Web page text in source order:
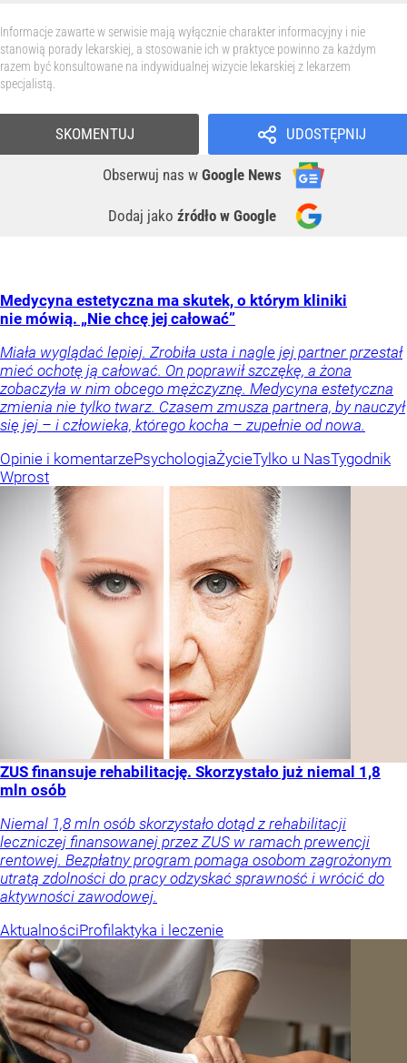
Informacje zawarte w serwisie mają wyłącznie charakter informacyjny i nie
stanowią porady lekarskiej, a stosowanie ich w praktyce powinno za każdym
razem być konsultowane na indywidualnej wizycie lekarskiej z lekarzem
specjalistą.
UDOSTĘPNIJ
Obserwuj nas w Google News
Dodaj jako źródło w Google
SKOMENTUJ
Medycyna estetyczna ma skutek, o którym kliniki
nie mówią. „Nie chcę jej całować”
Miała wyglądać lepiej. Zrobiła usta i nagle jej partner przestał
mieć ochotę ją całować. On poprawił szczękę, a żona
zobaczyła w nim obcego mężczyznę. Medycyna estetyczna
zmienia nie tylko twarz. Czasem zmusza partnera, by nauczył
się jej – i człowieka, którego kocha – zupełnie od nowa.
Opinie i komentarzePsychologiaŻycieTylko u NasTygodnik
Wprost
ZUS finansuje rehabilitację. Skorzystało już niemal 1,8
mln osób
Niemal 1,8 mln osób skorzystało dotąd z rehabilitacji
leczniczej finansowanej przez ZUS w ramach prewencji
rentowej. Bezpłatny program pomaga osobom zagrożonym
utratą zdolności do pracy odzyskać sprawność i wrócić do
aktywności zawodowej.
AktualnościProfilaktyka i leczenie